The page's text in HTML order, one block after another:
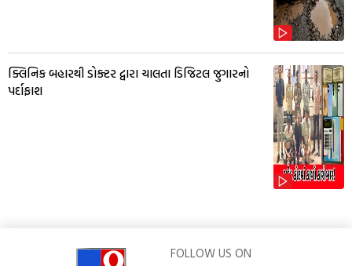
ક્લિનિક બહારથી ડોક્ટર દ્વારા ચાલતા ડિજિટલ જુગારનો
પર્દાફાશ
FOLLOW US ON